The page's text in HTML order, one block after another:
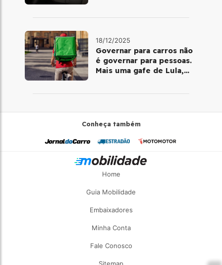
18/12/2025
Governar para carros não
é governar para pessoas.
Mais uma gafe de Lula,
Conheça também
Home
Guia Mobilidade
Embaixadores
Minha Conta
Fale Conosco